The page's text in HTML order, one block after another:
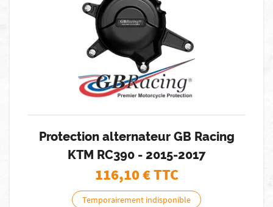
Protection alternateur GB Racing
KTM RC390 - 2015-2017
116,10€ TTC
Temporairement indisponible